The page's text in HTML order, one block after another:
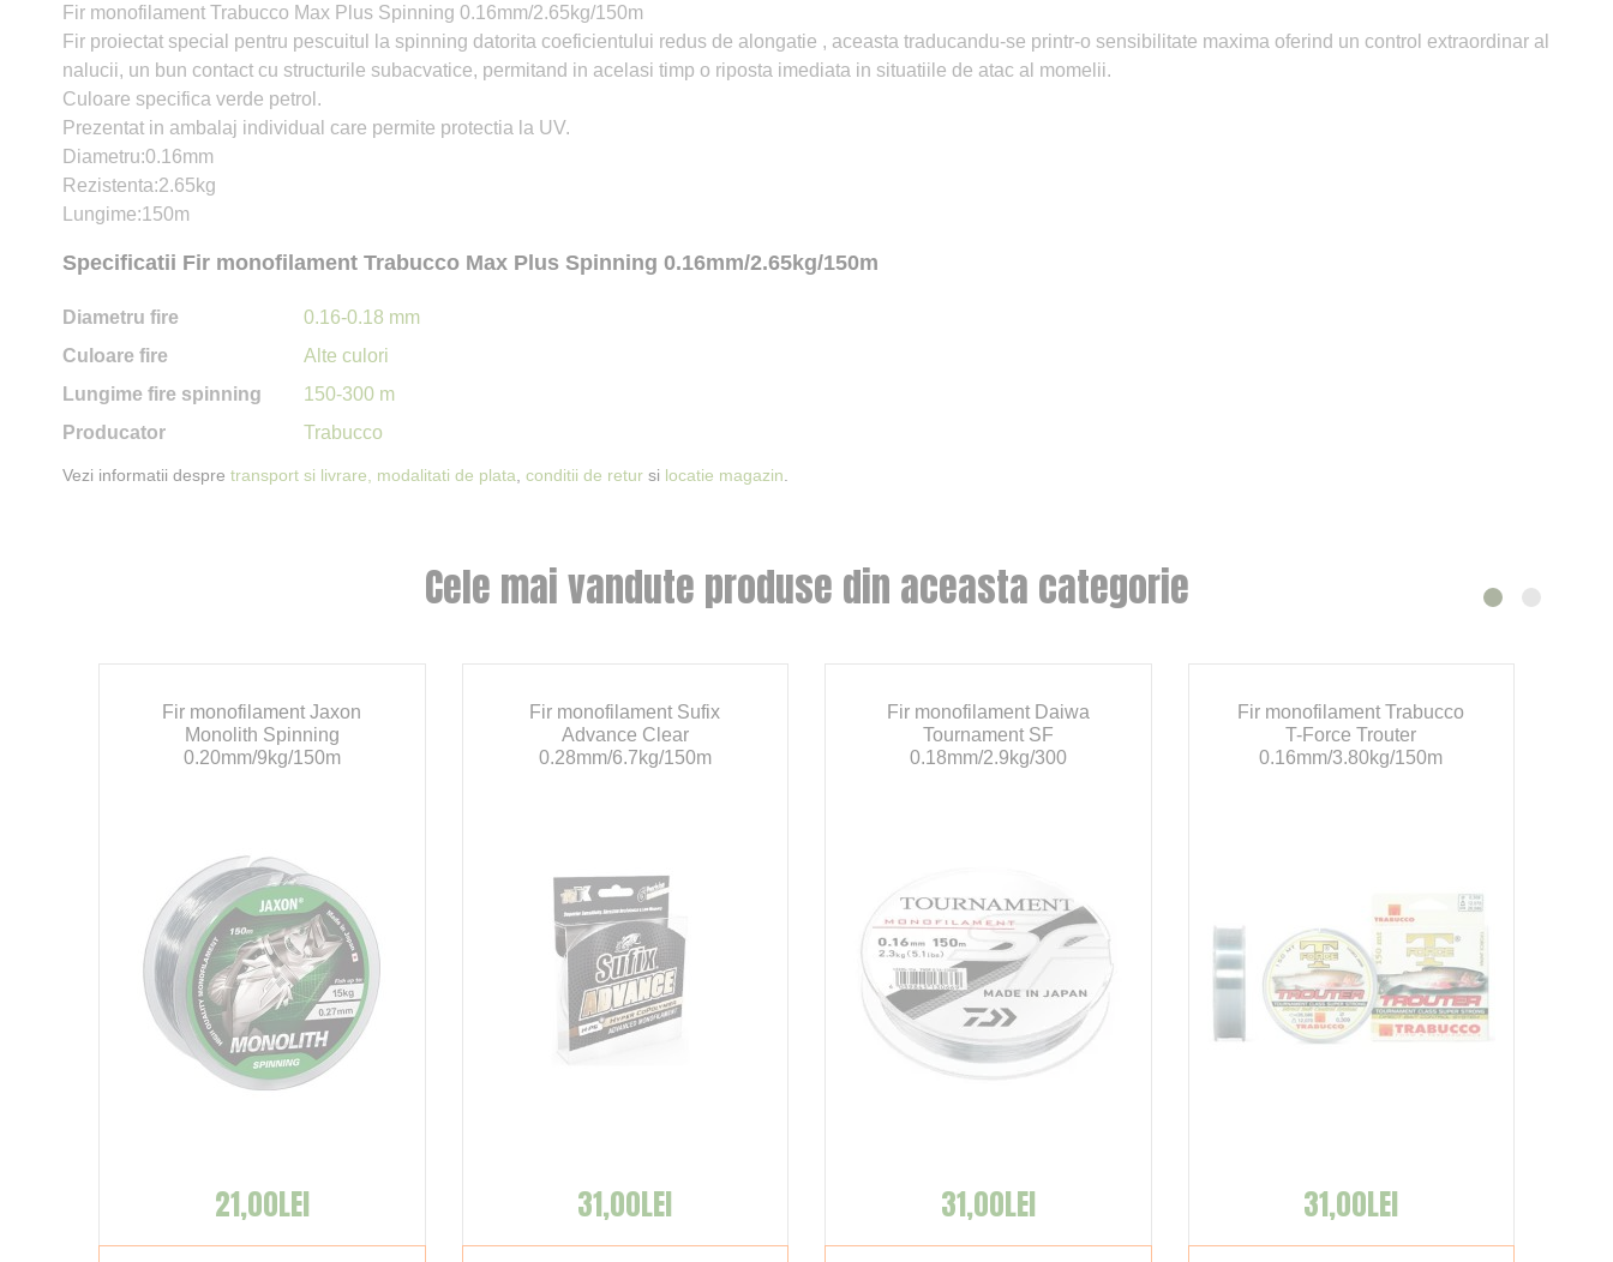
Fir monofilament Trabucco Max Plus Spinning 0.16mm/2.65kg/150m
Fir proiectat special pentru pescuitul la spinning datorita coeficientului redus de alongatie , aceasta traducandu-se printr-o sensibilitate maxima oferind un control extraordinar al
nalucii, un bun contact cu structurile subacvatice, permitand in acelasi timp o riposta imediata in situatiile de atac al momelii.
Culoare specifica verde petrol.
Prezentat in ambalaj individual care permite protectia la UV.
Diametru:0.16mm
Rezistenta:2.65kg
Lungime:150m
Specificatii Fir monofilament Trabucco Max Plus Spinning 0.16mm/2.65kg/150m
Diametru fire
0.16-0.18 mm
Culoare fire
Alte culori
Lungime fire spinning
150-300 m
Producator
Trabucco
Vezi informatii despre transport si livrare, modalitati de plata conditii de retur si locatie magazin
Cele mai vandute produse din aceasta categorie
Fir monofilament Jaxon
Monolith Spinning
0.20mm/9kg/150m
21,00LEI
Fir monofilament Sufix
Advance Clear
0.28mm/6.7kg/150m
31,00LEI
Fir monofilament Daiwa
Tournament SF
0.18mm/2.9kg/300
31,00LEI
Fir monofilament Trabucco
T-Force Trouter
0.16mm/3.80kg/150m
31,00LEI